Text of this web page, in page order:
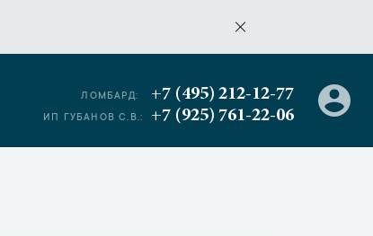
ЛОМБАРД: +7 (495) 212-12-77
ИП ГУБАНОВ С.В.: +7 (925) 761-22-06